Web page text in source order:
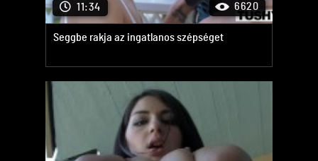
Seggbe rakja az ingatlanos szépséget
11:34 6620